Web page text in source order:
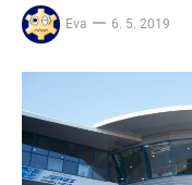
Eva 6. 5. 2019